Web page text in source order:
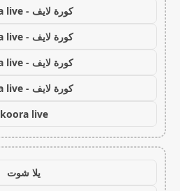
كورة لايف - koora live
كورة لايف - koora live
كورة لايف - koora live
كورة لايف - koora live
koora live
يلا شوت